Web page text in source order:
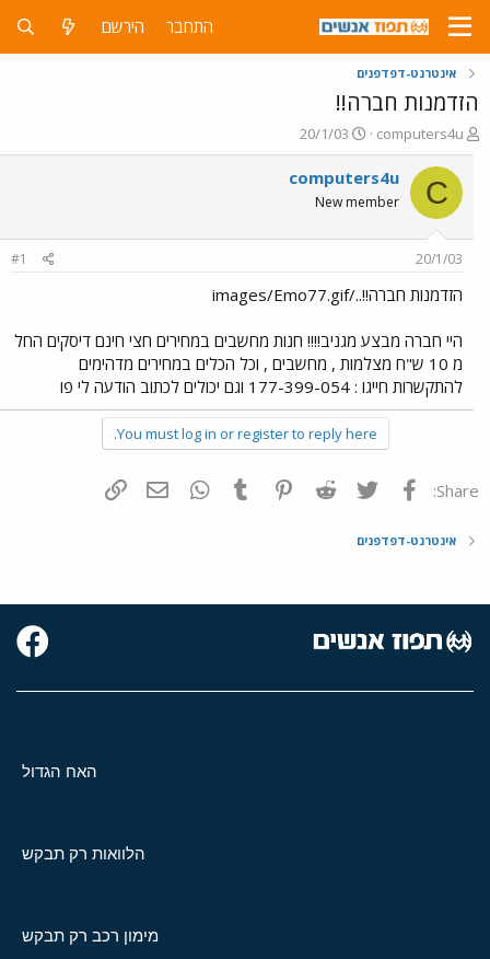
התחבר הירשם
אינטרנט-דפדפנים
הזדמנות חברה!!
פ
ו
ת
ח
ה
ש
א
computers4u
פ
ו
ר
ם
ר
20/1/03
C
computers4u
New member
20/1/03
#1
הזדמנות חברה!!../images/Emo77.gif
היי חברה מבצע מגניב!!!! חנות מחשבים במחירים חצי חינם דיסקים החל
מ 10 ש"ח מצלמות , מחשבים , וכל הכלים במחירים מדהימים
להתקשרות חייגו : 177-399-054 וגם יכולים לכתוב הודעה לי פו
You must log in or register to reply here.
Share: פייסבוק Twitter
Reddit
Pinterest
Tumblr
WhatsAppדואר אלקטרוני
אינטרנט-דפדפנים
האח הגדול
הלוואות רק תבקש
מימון רכב רק תבקש